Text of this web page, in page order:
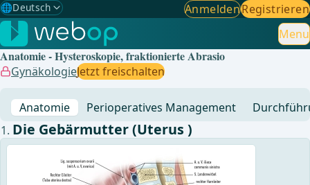
🌐Deutsch
Gewählte Sprache: Deutsch
🇩🇪 Deutsch ✓
🇬🇧English
🇧🇷Brasilianisch
AnmeldenRegistrieren
Menu
Anatomie - Hysteroskopie, fraktionierte Abrasio
GynäkologieJetzt freischalten
Anatomie Perioperatives Management
Die Gebärmutter (Uterus )